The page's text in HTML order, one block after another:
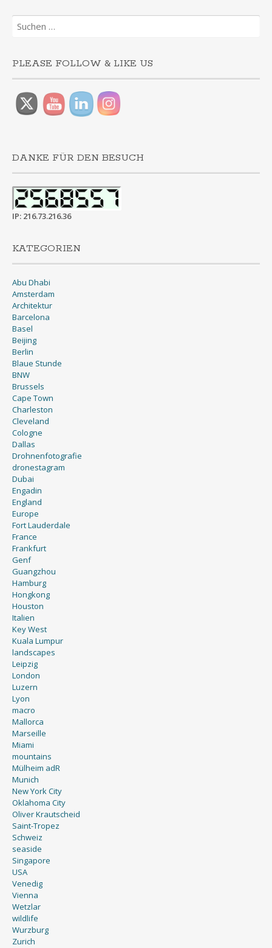
Suchen
nach:
PLEASE FOLLOW & LIKE US
DANKE FÜR DEN BESUCH
IP: 216.73.216.36
KATEGORIEN
Abu Dhabi
Amsterdam
Architektur
Barcelona
Basel
Beijing
Berlin
Blaue Stunde
BNW
Brussels
Cape Town
Charleston
Cleveland
Cologne
Dallas
Drohnenfotografie
dronestagram
Dubai
Engadin
England
Europe
Fort Lauderdale
France
Frankfurt
Genf
Guangzhou
Hamburg
Hongkong
Houston
Italien
Key West
Kuala Lumpur
landscapes
Leipzig
London
Luzern
Lyon
macro
Mallorca
Marseille
Miami
mountains
Mülheim adR
Munich
New York City
Oklahoma City
Oliver Krautscheid
Saint-Tropez
Schweiz
seaside
Singapore
USA
Venedig
Vienna
Wetzlar
wildlife
Wurzburg
Zurich